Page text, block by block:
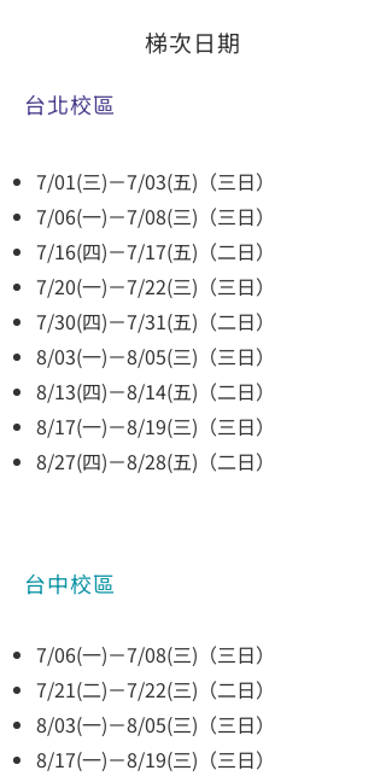
梯次日期
​台北校區
7/01(三)－7/03(五)（三日）
7/06(一)－7/08(三)（三日）
7/16(四)－7/17(五)（二日）
7/20(一)－7/22(三)（三日）
7/30(四)－7/31(五)（二日）
8/03(一)－8/05(三)（三日）
8/13(四)－8/14(五)（二日）
8/17(一)－8/19(三)（三日）
8/27(四)－8/28(五)（二日）
​台中校區
7/06(一)－7/08(三)（三日）
7/21(二)－7/22(三)（二日）
8/03(一)－8/05(三)（三日）
8/17(一)－8/19(三)（三日）